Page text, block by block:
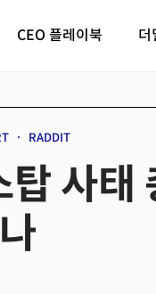
교육/직업
CEO 플레이북 더
크
RADDIT
탑 사태